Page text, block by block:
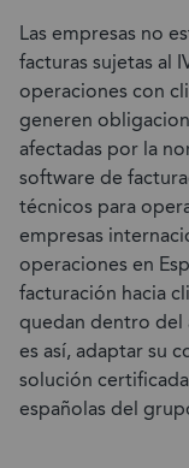
Las empresas no
facturas sujetas al
operaciones con
generen
afectadas por la
software de
técnicos para
empresas
operaciones en
facturación hacia
quedan dentro del
es así, adaptar su
solución
españolas del